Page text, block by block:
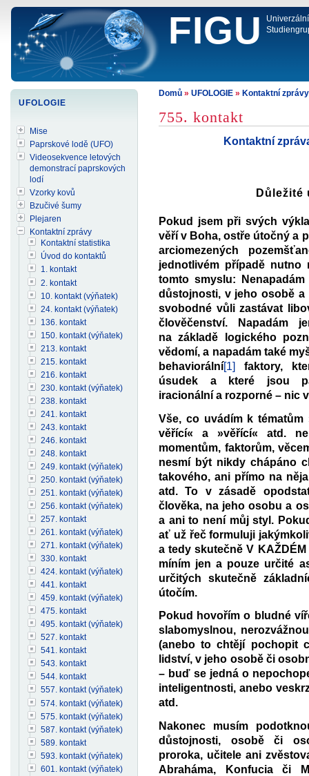
FIGU
Domů » UFOLOGIE » Kontaktní zprávy
755. kontakt
Kontaktní
Důležité
Pokud jsem při svých
věří v Boha, ostře útočný a
arciomezených
jednotlivém případě nutno
tomto smyslu:
důstojnosti, v jeho osobě
svobodné vůli zastávat
člověčenství. Napadám
na základě logického
vědomí, a napadám také
behaviorální[1]
faktory,
úsudek a které jsou
iracionální a rozporné – nic
Vše, co uvádím k
věřící« a »věřící« atd.
momentům, faktorům,
nesmí být nikdy chápáno
takového, ani přímo na
atd. To v zásadě
člověka, na jeho osobu a
a ani to není můj styl.
ať už řeč formuluji
a tedy skutečně V KAŽDÉM
míním jen a pouze určité
určitých skutečně
útočím.
Pokud hovořím o bludné
slabomyslnou,
(anebo to chtějí pochopit
lidství, v jeho osobě či
– buď se jedná o
inteligentnosti, anebo
atd.
Nakonec musím
důstojnosti, osobě či
proroka, učitele ani
Abraháma, Konfucia či
UFOLOGIE
Mise
Paprskové lodě (UFO)
Videosekvence letových
demonstrací paprskových
lodí
Vzorky kovů
Bzučivé šumy
Plejaren
Kontaktní zprávy
Kontaktní statistika
Úvod do kontaktů
1. kontakt
2. kontakt
10. kontakt (výňatek)
24. kontakt (výňatek)
136. kontakt
150. kontakt (výňatek)
213. kontakt
215. kontakt
216. kontakt
230. kontakt (výňatek)
238. kontakt
241. kontakt
243. kontakt
246. kontakt
248. kontakt
249. kontakt (výňatek)
250. kontakt (výňatek)
251. kontakt (výňatek)
256. kontakt (výňatek)
257. kontakt
261. kontakt (výňatek)
271. kontakt (výňatek)
330. kontakt
424. kontakt (výňatek)
441. kontakt
459. kontakt (výňatek)
475. kontakt
495. kontakt (výňatek)
527. kontakt
541. kontakt
543. kontakt
544. kontakt
557. kontakt (výňatek)
574. kontakt (výňatek)
575. kontakt (výňatek)
587. kontakt (výňatek)
589. kontakt
593. kontakt (výňatek)
601. kontakt (výňatek)